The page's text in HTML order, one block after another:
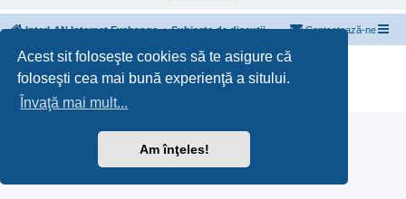
Acest sit foloseşte cookies să te asigure că
foloseşti cea mai bună experienţă a sitului.
Învaţă mai mult...
Am înţeles!
InterLAN Internet Exchange Subiecte de discuții Contactează-ne
Furnizat dephpBB® Forum Software © phpBB Limited
Translation/Traducere:MX-Publisher CMS